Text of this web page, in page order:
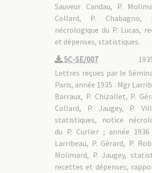
Sauveur Candau, P.
Collard, P. Chabagno,
nécrologique du P. Lucas,
et dépenses, statistiques.
5C-SE/007
Lettres reçues par le
Paris, année 1935 : Mgr
Barraux, P. Chizallet, P.
Collard, P. Jaugey, P.
statistiques, notice
du P. Curlier ; année
Larribeau, P. Gérard, P.
Molimard, P. Jaugey,
recettes et dépenses,